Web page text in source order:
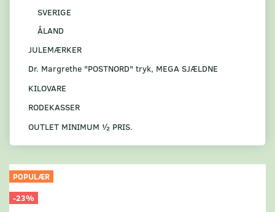
SVERIGE
ÅLAND
JULEMÆRKER
Dr. Margrethe "POSTNORD" tryk, MEGA SJÆLDNE
KILOVARE
RODEKASSER
OUTLET MINIMUM ½ PRIS.
POPULÆR
-23%